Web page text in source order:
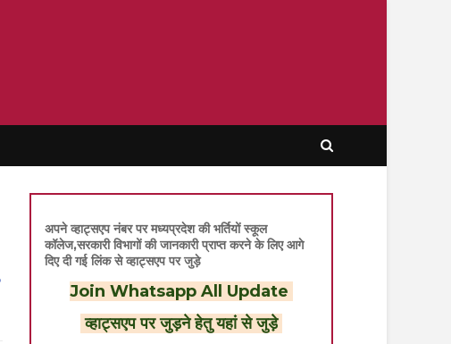
अपने व्हाट्सएप नंबर पर मध्यप्रदेश की भर्तियों स्कूल
कॉलेज,सरकारी विभागों की जानकारी प्राप्त करने के लिए आगे
दिए दी गई लिंक से व्हाट्सएप पर जुड़े
Join Whatsapp All Update
व्हाट्सएप पर जुड़ने हेतु यहां से जुड़े